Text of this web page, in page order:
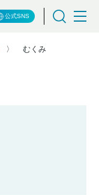
公式SNS
むくみ